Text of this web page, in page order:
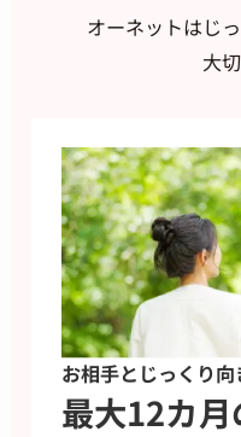
オーネットはじ
大
お相手とじっくり
最大12カ